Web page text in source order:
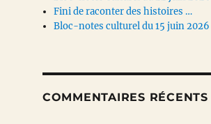
Fini de raconter des histoires …
Bloc-notes culturel du 15 juin 2026
COMMENTAIRES RÉCENTS